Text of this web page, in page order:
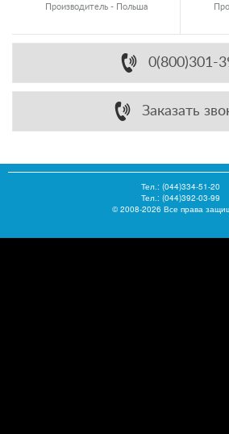
Производитель - Польша
0(800)301-
Заказать
Тел.: (044)334-51-20
Тел.: (044)392-03-99
© 2008-2026 Все права